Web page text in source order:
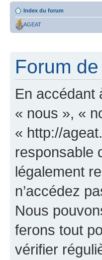
Index du forum
AGEAT
Forum
En accédant
« nous », «
« http://
responsable
légalement
n’accédez
Nous
ferons tout
vérifier